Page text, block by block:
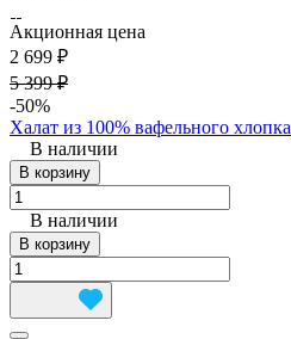
Акционная цена
2 699 ₽
5 399 ₽
-50%
Халат из 100% вафельного хлопка
В наличии
В корзину
В наличии
В корзину